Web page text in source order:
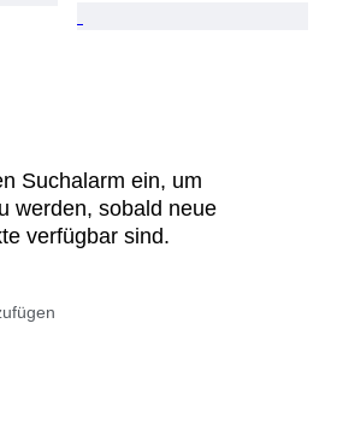
Suchalarm ein, um
werden, sobald neue
verfügbar sind.